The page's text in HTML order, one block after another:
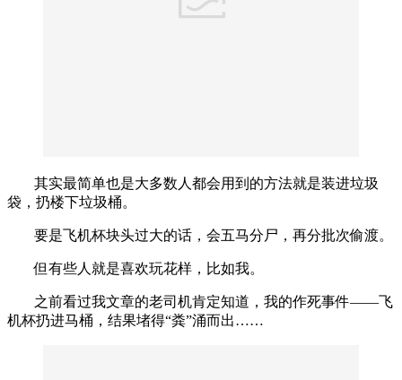
其实最简单也是大多数人都会用到的方法就是装进垃圾
袋，扔楼下垃圾桶。
要是飞机杯块头过大的话，会五马分尸，再分批次偷渡。
但有些人就是喜欢玩花样，比如我。
之前看过我文章的老司机肯定知道，我的作死事件——飞
机杯扔进马桶，结果堵得“粪”涌而出……